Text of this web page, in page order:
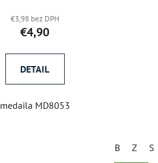
€3,98 bez DPH
€4,90
DETAIL
medaila MD8053
B Z S